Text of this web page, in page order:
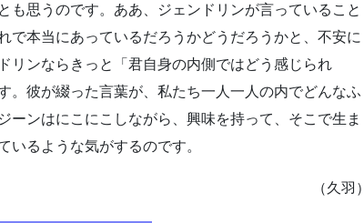
も思うのです。ああ、ジェンドリンが言っていること
で本当にあっているだろうかどうだろうかと、不安に
リンならきっと「君自身の内側ではどう感じられ
。彼が綴った言葉が、私たち一人一人の内でどんなふ
ーンはにこにこしながら、興味を持って、そこで生ま
いるような気がするのです。
（久羽）